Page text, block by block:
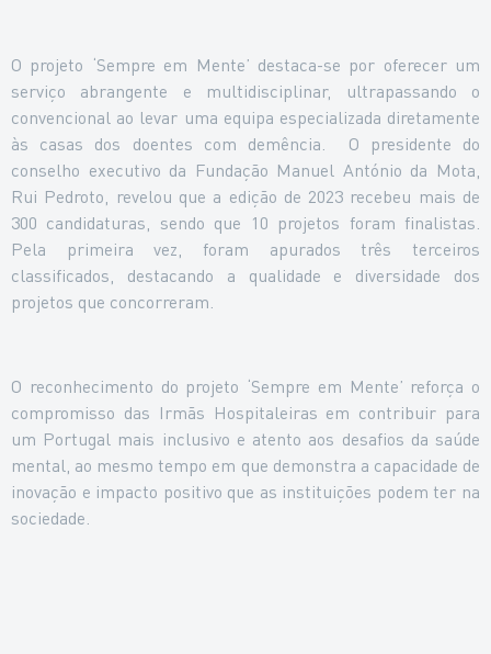
O projeto ‘Sempre em Mente’ destaca-se por oferecer um
serviço abrangente e multidisciplinar, ultrapassando o
convencional ao levar uma equipa especializada diretamente
às casas dos doentes com demência. O presidente do
conselho executivo da Fundação Manuel António da Mota,
Rui Pedroto, revelou que a edição de 2023 recebeu mais de
300 candidaturas, sendo que 10 projetos foram finalistas.
Pela primeira vez, foram apurados três terceiros
classificados, destacando a qualidade e diversidade dos
projetos que concorreram.
O reconhecimento do projeto ‘Sempre em Mente’ reforça o
compromisso das Irmãs Hospitaleiras em contribuir para
um Portugal mais inclusivo e atento aos desafios da saúde
mental, ao mesmo tempo em que demonstra a capacidade de
inovação e impacto positivo que as instituições podem ter na
sociedade.